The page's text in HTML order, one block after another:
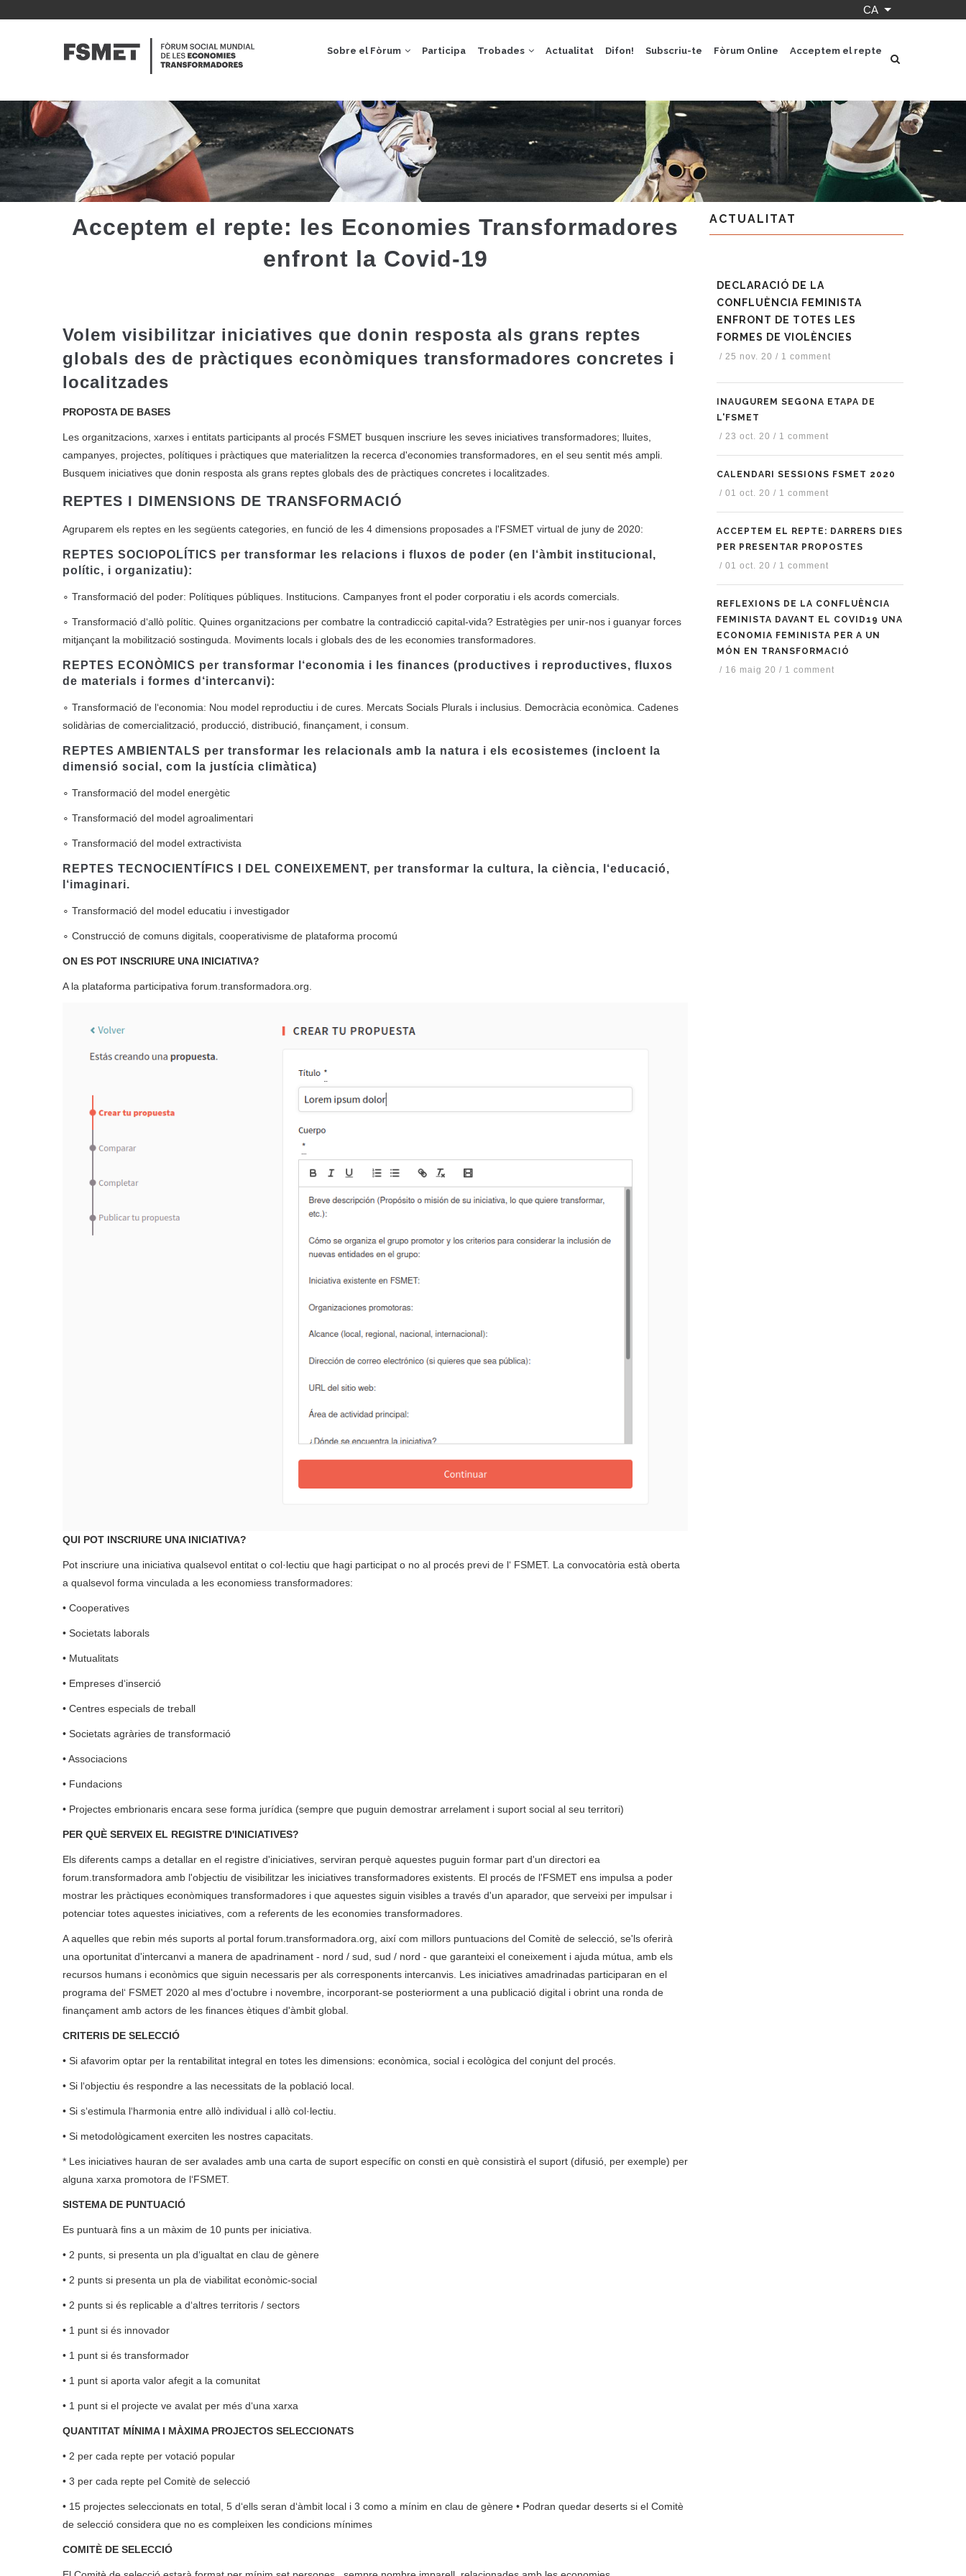
CA Llista les
PRINCIPALSobre el Fòrum Participa Trobades Actualitat Difon! Subscriu-te Fòrum Online Acceptem el repte
Acceptem el repte: les Economies Transformadores
enfront la Covid-19
Volem visibilitzar iniciatives que donin resposta als grans reptes
globals des de pràctiques econòmiques transformadores concretes i
localitzades
PROPOSTA DE BASES
Les organitzacions, xarxes i entitats participants al procés FSMET busquen inscriure les seves iniciatives transformadores; lluites,
campanyes, projectes, polítiques i pràctiques que materialitzen la recerca d'economies transformadores, en el seu sentit més ampli.
Busquem iniciatives que donin resposta als grans reptes globals des de pràctiques concretes i localitzades.
REPTES I DIMENSIONS DE TRANSFORMACIÓ
Agruparem els reptes en les següents categories, en funció de les 4 dimensions proposades a l'FSMET virtual de juny de 2020:
REPTES SOCIOPOLÍTICS per transformar les relacions i fluxos de poder (en l‘àmbit institucional,
polític, i organizatiu):
∘ Transformació del poder: Polítiques públiques. Institucions. Campanyes front el poder corporatiu i els acords comercials.
∘ Transformació d‘allò polític. Quines organitzacions per combatre la contradicció capital-vida? Estratègies per unir-nos i guanyar forces
mitjançant la mobilització sostinguda. Moviments locals i globals des de les economies transformadores.
REPTES ECONÒMICS per transformar l‘economia i les finances (productives i reproductives, fluxos
de materials i formes d‘intercanvi):
∘ Transformació de l‘economia: Nou model reproductiu i de cures. Mercats Socials Plurals i inclusius. Democràcia econòmica. Cadenes
solidàrias de comercialització, producció, distribució, finançament, i consum.
REPTES AMBIENTALS per transformar les relacionals amb la natura i els ecosistemes (incloent la
dimensió social, com la justícia climàtica)
∘ Transformació del model energètic
∘ Transformació del model agroalimentari
∘ Transformació del model extractivista
REPTES TECNOCIENTÍFICS I DEL CONEIXEMENT, per transformar la cultura, la ciència, l‘educació,
l‘imaginari.
∘ Transformació del model educatiu i investigador
∘ Construcció de comuns digitals, cooperativisme de plataforma procomú
ON ES POT INSCRIURE UNA INICIATIVA?
A la plataforma participativa forum.transformadora.org.
QUI POT INSCRIURE UNA INICIATIVA?
Pot inscriure una iniciativa qualsevol entitat o col·lectiu que hagi participat o no al procés previ de l‘ FSMET. La convocatòria està oberta
a qualsevol forma vinculada a les economiess transformadores:
• Cooperatives
• Societats laborals
• Mutualitats
• Empreses d‘inserció
• Centres especials de treball
• Societats agràries de transformació
• Associacions
• Fundacions
• Projectes embrionaris encara sese forma jurídica (sempre que puguin demostrar arrelament i suport social al seu territori)
PER QUÈ SERVEIX EL REGISTRE D'INICIATIVES?
Els diferents camps a detallar en el registre d'iniciatives, serviran perquè aquestes puguin formar part d'un directori ea
forum.transformadora amb l'objectiu de visibilitzar les iniciatives transformadores existents. El procés de l'FSMET ens impulsa a poder
mostrar les pràctiques econòmiques transformadores i que aquestes siguin visibles a través d'un aparador, que serveixi per impulsar i
potenciar totes aquestes iniciatives, com a referents de les economies transformadores.
A aquelles que rebin més suports al portal forum.transformadora.org, així com millors puntuacions del Comitè de selecció, se'ls oferirà
una oportunitat d'intercanvi a manera de apadrinament - nord / sud, sud / nord - que garanteixi el coneixement i ajuda mútua, amb els
recursos humans i econòmics que siguin necessaris per als corresponents intercanvis. Les iniciatives amadrinadas participaran en el
programa del‘ FSMET 2020 al mes d'octubre i novembre, incorporant-se posteriorment a una publicació digital i obrint una ronda de
finançament amb actors de les finances ètiques d'àmbit global.
CRITERIS DE SELECCIÓ
• Si afavorim optar per la rentabilitat integral en totes les dimensions: econòmica, social i ecològica del conjunt del procés.
• Si l‘objectiu és respondre a las necessitats de la població local.
• Si s‘estimula l‘harmonia entre allò individual i allò col·lectiu.
• Si metodològicament exerciten les nostres capacitats.
* Les iniciatives hauran de ser avalades amb una carta de suport específic on consti en què consistirà el suport (difusió, per exemple) per
alguna xarxa promotora de l‘FSMET.
SISTEMA DE PUNTUACIÓ
Es puntuarà fins a un màxim de 10 punts per iniciativa.
• 2 punts, si presenta un pla d‘igualtat en clau de gènere
• 2 punts si presenta un pla de viabilitat econòmic-social
• 2 punts si és replicable a d‘altres territoris / sectors
• 1 punt si és innovador
• 1 punt si és transformador
• 1 punt si aporta valor afegit a la comunitat
• 1 punt si el projecte ve avalat per més d‘una xarxa
QUANTITAT MÍNIMA I MÀXIMA PROJECTOS SELECCIONATS
• 2 per cada repte per votació popular
• 3 per cada repte pel Comitè de selecció
• 15 projectes seleccionats en total, 5 d‘ells seran d‘àmbit local i 3 como a mínim en clau de gènere • Podran quedar deserts si el Comitè
de selecció considera que no es compleixen les condicions mínimes
COMITÈ DE SELECCIÓ
ACTUALITAT
DECLARACIÓ DE LA
CONFLUÈNCIA FEMINISTA
ENFRONT DE TOTES LES
FORMES DE VIOLÈNCIES
/ 25 nov. 20 / 1 comment
INAUGUREM SEGONA ETAPA DE
L'FSMET
/ 23 oct. 20 / 1 comment
CALENDARI SESSIONS FSMET 2020
/ 01 oct. 20 / 1 comment
ACCEPTEM EL REPTE: DARRERS DIES
PER PRESENTAR PROPOSTES
/ 01 oct. 20 / 1 comment
REFLEXIONS DE LA CONFLUÈNCIA
FEMINISTA DAVANT EL COVID19 UNA
ECONOMIA FEMINISTA PER A UN
MÓN EN TRANSFORMACIÓ
/ 16 maig 20 / 1 comment